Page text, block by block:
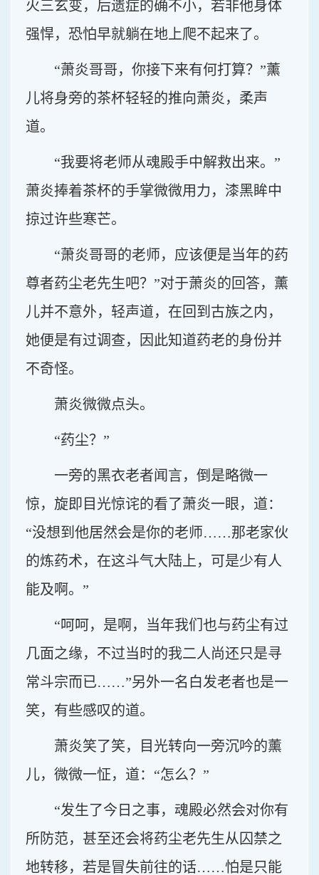
火三玄变，后遗症的确不小，若非他身体
强悍，恐怕早就躺在地上爬不起来了。
“萧炎哥哥，你接下来有何打算？”薰
儿将身旁的茶杯轻轻的推向萧炎，柔声
道。
“我要将老师从魂殿手中解救出来。”
萧炎捧着茶杯的手掌微微用力，漆黑眸中
掠过许些寒芒。
“萧炎哥哥的老师，应该便是当年的药
尊者药尘老先生吧？”对于萧炎的回答，薰
儿并不意外，轻声道，在回到古族之内，
她便是有过调查，因此知道药老的身份并
不奇怪。
萧炎微微点头。
“药尘？”
一旁的黑衣老者闻言，倒是略微一
惊，旋即目光惊诧的看了萧炎一眼，道：
“没想到他居然会是你的老师……那老家伙
的炼药术，在这斗气大陆上，可是少有人
能及啊。”
“呵呵，是啊，当年我们也与药尘有过
几面之缘，不过当时的我二人尚还只是寻
常斗宗而已……”另外一名白发老者也是一
笑，有些感叹的道。
萧炎笑了笑，目光转向一旁沉吟的薰
儿，微微一怔，道：“怎么？”
“发生了今日之事，魂殿必然会对你有
所防范，甚至还会将药尘老先生从囚禁之
地转移，若是冒失前往的话……怕是只能